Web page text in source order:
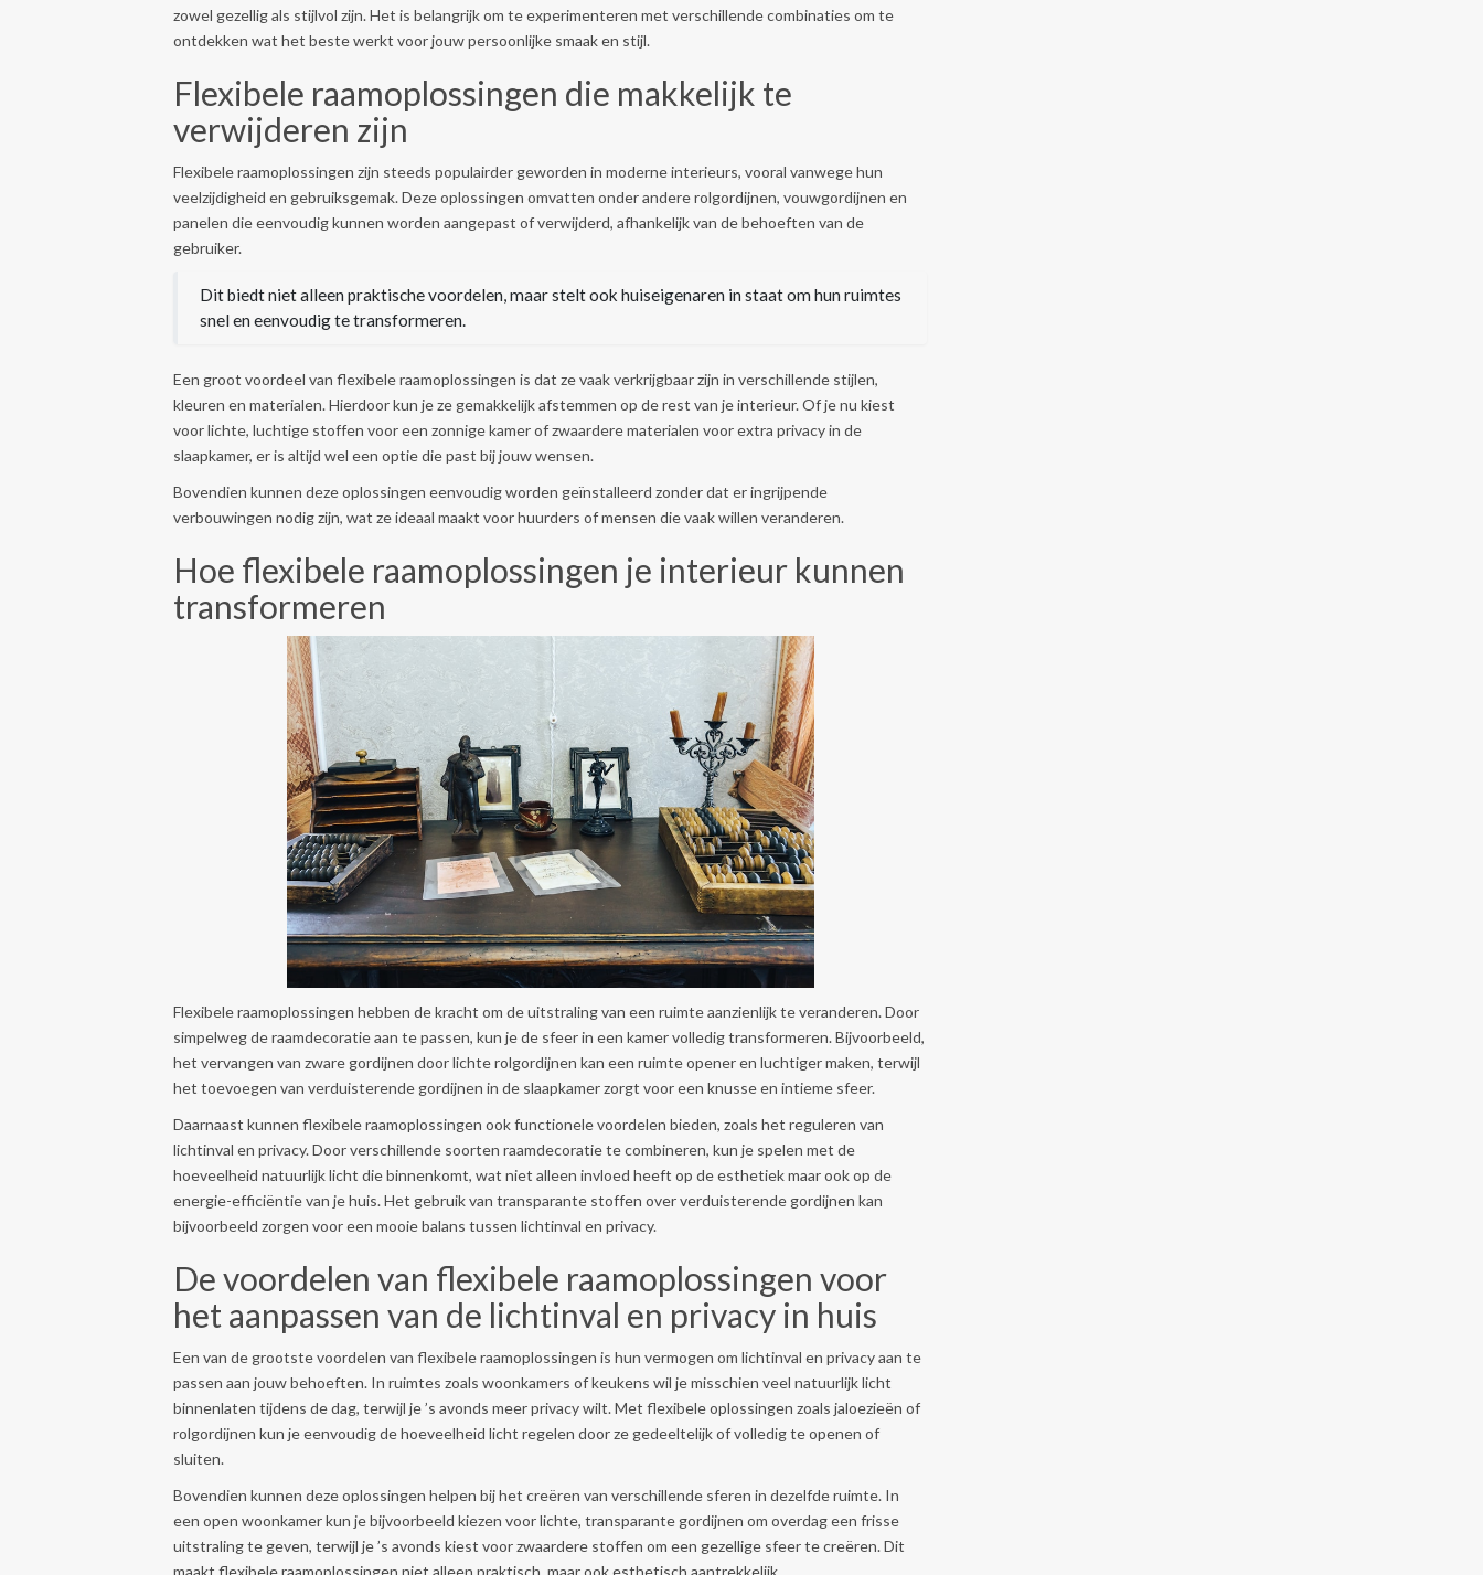
zowel gezellig als stijlvol zijn. Het is belangrijk om te experimenteren met verschillende combinaties om te
ontdekken wat het beste werkt voor jouw persoonlijke smaak en stijl.
Flexibele raamoplossingen die makkelijk te
verwijderen zijn
Flexibele raamoplossingen zijn steeds populairder geworden in moderne interieurs, vooral vanwege hun
veelzijdigheid en gebruiksgemak. Deze oplossingen omvatten onder andere rolgordijnen, vouwgordijnen en
panelen die eenvoudig kunnen worden aangepast of verwijderd, afhankelijk van de behoeften van de
gebruiker.
Dit biedt niet alleen praktische voordelen, maar stelt ook huiseigenaren in staat om hun ruimtes
snel en eenvoudig te transformeren.
Een groot voordeel van flexibele raamoplossingen is dat ze vaak verkrijgbaar zijn in verschillende stijlen,
kleuren en materialen. Hierdoor kun je ze gemakkelijk afstemmen op de rest van je interieur. Of je nu kiest
voor lichte, luchtige stoffen voor een zonnige kamer of zwaardere materialen voor extra privacy in de
slaapkamer, er is altijd wel een optie die past bij jouw wensen.
Bovendien kunnen deze oplossingen eenvoudig worden geïnstalleerd zonder dat er ingrijpende
verbouwingen nodig zijn, wat ze ideaal maakt voor huurders of mensen die vaak willen veranderen.
Hoe flexibele raamoplossingen je interieur kunnen
transformeren
Flexibele raamoplossingen hebben de kracht om de uitstraling van een ruimte aanzienlijk te veranderen. Door
simpelweg de raamdecoratie aan te passen, kun je de sfeer in een kamer volledig transformeren. Bijvoorbeeld,
het vervangen van zware gordijnen door lichte rolgordijnen kan een ruimte opener en luchtiger maken, terwijl
het toevoegen van verduisterende gordijnen in de slaapkamer zorgt voor een knusse en intieme sfeer.
Daarnaast kunnen flexibele raamoplossingen ook functionele voordelen bieden, zoals het reguleren van
lichtinval en privacy. Door verschillende soorten raamdecoratie te combineren, kun je spelen met de
hoeveelheid natuurlijk licht die binnenkomt, wat niet alleen invloed heeft op de esthetiek maar ook op de
energie-efficiëntie van je huis. Het gebruik van transparante stoffen over verduisterende gordijnen kan
bijvoorbeeld zorgen voor een mooie balans tussen lichtinval en privacy.
De voordelen van flexibele raamoplossingen voor
het aanpassen van de lichtinval en privacy in huis
Een van de grootste voordelen van flexibele raamoplossingen is hun vermogen om lichtinval en privacy aan te
passen aan jouw behoeften. In ruimtes zoals woonkamers of keukens wil je misschien veel natuurlijk licht
binnenlaten tijdens de dag, terwijl je ’s avonds meer privacy wilt. Met flexibele oplossingen zoals jaloezieën of
rolgordijnen kun je eenvoudig de hoeveelheid licht regelen door ze gedeeltelijk of volledig te openen of
sluiten.
Bovendien kunnen deze oplossingen helpen bij het creëren van verschillende sferen in dezelfde ruimte. In
een open woonkamer kun je bijvoorbeeld kiezen voor lichte, transparante gordijnen om overdag een frisse
uitstraling te geven, terwijl je ’s avonds kiest voor zwaardere stoffen om een gezellige sfeer te creëren. Dit
maakt flexibele raamoplossingen niet alleen praktisch, maar ook esthetisch aantrekkelijk.